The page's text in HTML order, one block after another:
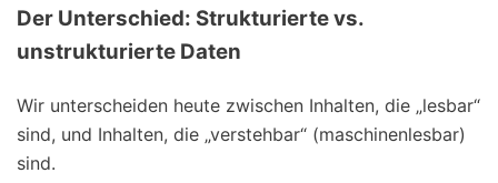
Der Unterschied: Strukturierte vs.
unstrukturierte Daten
Wir unterscheiden heute zwischen Inhalten, die „lesbar“
sind, und Inhalten, die „verstehbar“ (maschinenlesbar)
sind.